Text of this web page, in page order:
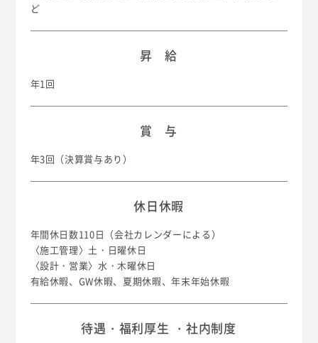
ど
昇 給
年1回
賞 与
年3回（決算賞与あり）
休日休暇
年間休日数110日（会社カレンダーによる）
〈施工管理〉土・日曜休日
〈設計・営業〉水・木曜休日
有給休暇、GW休暇、夏期休暇、年末年始休暇
待遇・福利厚生 ・社内制度